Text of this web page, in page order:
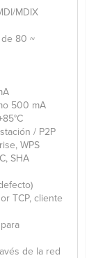
MDIX
de 80 ~
500 mA
/ P2P
WPS
SHA
TCP, cliente
de la red